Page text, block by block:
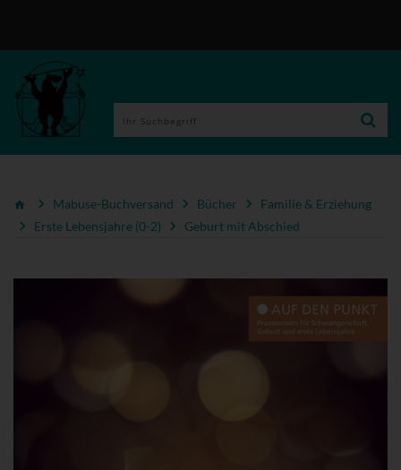
Mabuse-Buchversand Bücher
Familie & Erziehung
Erste Lebensjahre (0-2)
Geburt mit Abschied